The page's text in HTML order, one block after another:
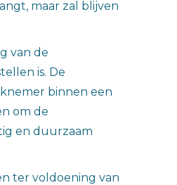
maar zal blijven
van de
is. De
binnen een
om de
en duurzaam
ter voldoening van